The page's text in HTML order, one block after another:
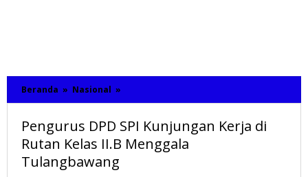
Beranda » Nasional »
DPD
Kunjungan
Kerja
di
Pengurus DPD SPI Kunjungan Kerja di
Rutan Kelas II.B Menggala
Tulangbawang